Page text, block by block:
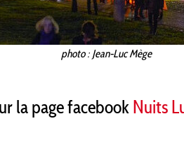
photo : Jean-Luc Mège
la page facebookNuits